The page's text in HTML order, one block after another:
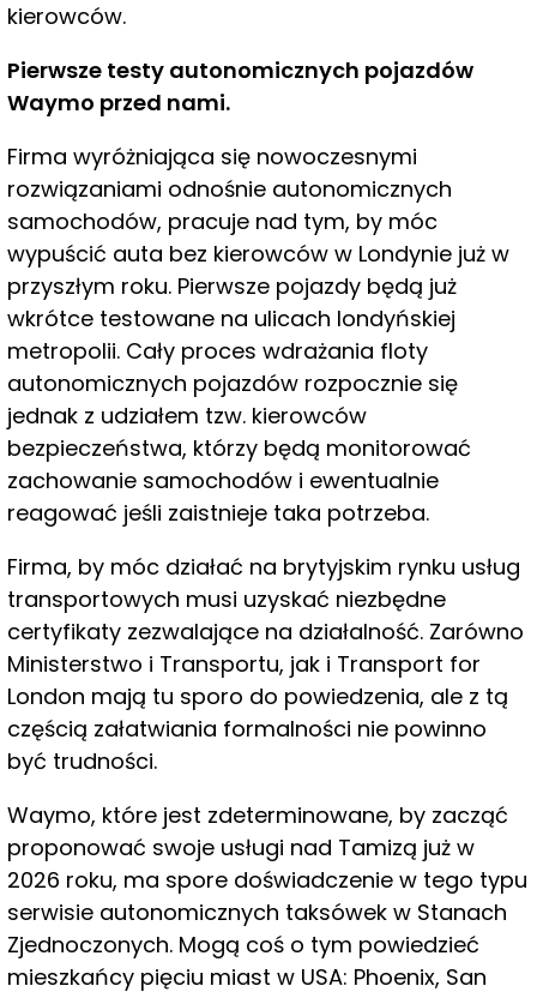
kierowców.
Pierwsze testy autonomicznych pojazdów
Waymo przed nami.
Firma wyróżniająca się nowoczesnymi
rozwiązaniami odnośnie autonomicznych
samochodów, pracuje nad tym, by móc
wypuścić auta bez kierowców w Londynie już w
przyszłym roku. Pierwsze pojazdy będą już
wkrótce testowane na ulicach londyńskiej
metropolii. Cały proces wdrażania floty
autonomicznych pojazdów rozpocznie się
jednak z udziałem tzw. kierowców
bezpieczeństwa, którzy będą monitorować
zachowanie samochodów i ewentualnie
reagować jeśli zaistnieje taka potrzeba.
Firma, by móc działać na brytyjskim rynku usług
transportowych musi uzyskać niezbędne
certyfikaty zezwalające na działalność. Zarówno
Ministerstwo i Transportu, jak i Transport for
London mają tu sporo do powiedzenia, ale z tą
częścią załatwiania formalności nie powinno
być trudności.
Waymo, które jest zdeterminowane, by zacząć
proponować swoje usługi nad Tamizą już w
2026 roku, ma spore doświadczenie w tego typu
serwisie autonomicznych taksówek w Stanach
Zjednoczonych. Mogą coś o tym powiedzieć
mieszkańcy pięciu miast w USA: Phoenix, San